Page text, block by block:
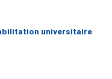
universitaire